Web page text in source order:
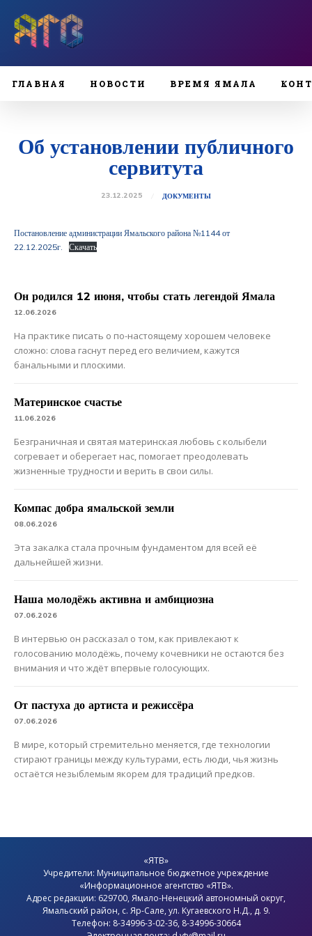
ГЛАВНАЯ НОВОСТИ ВРЕМЯ ЯМАЛА
Об установлении публичного
сервитута
23.12.2025 ДОКУМЕНТЫ
Постановление администрации Ямальского района №1144 от
22.12.2025г.
Скачать
Он родился 12 июня, чтобы стать легендой Ямала
12.06.2026
На практике писать о по-настоящему хорошем человеке
сложно: слова гаснут перед его величием, кажутся
банальными и плоскими.
Материнское счастье
11.06.2026
Безграничная и святая материнская любовь с колыбели
согревает и оберегает нас, помогает преодолевать
жизненные трудности и верить в свои силы.
Компас добра ямальской земли
08.06.2026
Эта закалка стала прочным фундаментом для всей её
дальнейшей жизни.
Наша молодёжь активна и амбициозна
07.06.2026
В интервью он рассказал о том, как привлекают к
голосованию молодёжь, почему кочевники не остаются без
внимания и что ждёт впервые голосующих.
От пастуха до артиста и режиссёра
07.06.2026
В мире, который стремительно меняется, где технологии
стирают границы между культурами, есть люди, чья жизнь
остаётся незыблемым якорем для традиций предков.
«ЯТВ»
Учредители: Муниципальное бюджетное учреждение
«Информационное агентство «ЯТВ».
Адрес редакции: 629700, Ямало-Ненецкий автономный округ,
Ямальский район, с. Яр-Сале, ул. Кугаевского Н.Д., д. 9.
Телефон: 8-34996-3-02-36, 8-34996-30664